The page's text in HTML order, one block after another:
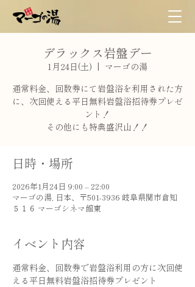
デラックス岩盤デー
1月24日(土)
  |
マーゴの湯
通常料金、回数券にて岩盤浴を利用された方
に、次回使える平日無料岩盤浴招待券プレゼ
ント！
その他にも特典盛沢山！！
日時・場所
2026年1月24日 9:00 – 22:00
マーゴの湯, 日本、〒501-3936 岐阜県関市倉知
５１６ マーゴシネマ館東
イベント内容
通常料金、回数券で岩盤浴利用の方に次回使
える平日無料岩盤浴招待券プレゼント